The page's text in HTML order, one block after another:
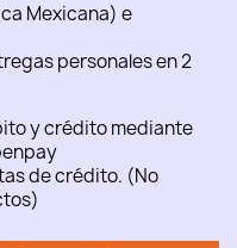
Mexicana) e
personales en 2
y crédito mediante
de crédito. (No